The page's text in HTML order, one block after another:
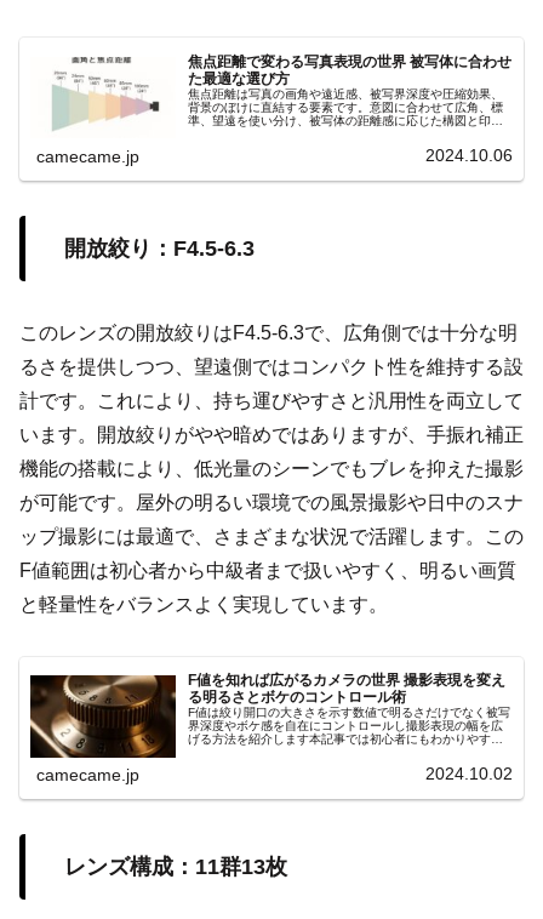
焦点距離で変わる写真表現の世界 被写体に合わせ
た最適な選び方
焦点距離は写真の画角や遠近感、被写界深度や圧縮効果、
背景のぼけに直結する要素です。意図に合わせて広角、標
準、望遠を使い分け、被写体の距離感に応じた構図と印象
camecame.jp 2024.10.06
開放絞り：F4.5-6.3
このレンズの開放絞りはF4.5-6.3で、広角側では十分な明
るさを提供しつつ、望遠側ではコンパクト性を維持する設
計です。これにより、持ち運びやすさと汎用性を両立して
います。開放絞りがやや暗めではありますが、手振れ補正
機能の搭載により、低光量のシーンでもブレを抑えた撮影
が可能です。屋外の明るい環境での風景撮影や日中のスナ
ップ撮影には最適で、さまざまな状況で活躍します。この
F値範囲は初心者から中級者まで扱いやすく、明るい画質
と軽量性をバランスよく実現しています。
F値を知れば広がるカメラの世界 撮影表現を変え
る明るさとボケのコントロール術
F値は絞り開口の大きさを示す数値で明るさだけでなく被写
界深度やボケ感を自在にコントロールし撮影表現の幅を広
げる方法を紹介します本記事では初心者にもわかりやすい
camecame.jp 2024.10.02
レンズ構成：11群13枚